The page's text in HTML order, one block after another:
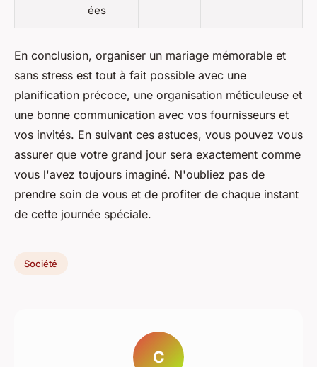
ées
En conclusion, organiser un mariage mémorable et
sans stress est tout à fait possible avec une
planification précoce, une organisation méticuleuse et
une bonne communication avec vos fournisseurs et
vos invités. En suivant ces astuces, vous pouvez vous
assurer que votre grand jour sera exactement comme
vous l'avez toujours imaginé. N'oubliez pas de
prendre soin de vous et de profiter de chaque instant
de cette journée spéciale.
Société
C